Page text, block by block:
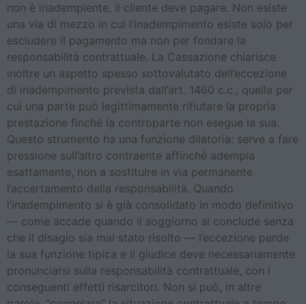
non è inadempiente, il cliente deve pagare. Non esiste
una via di mezzo in cui l’inadempimento esiste solo per
escludere il pagamento ma non per fondare la
responsabilità contrattuale. La Cassazione chiarisce
inoltre un aspetto spesso sottovalutato dell’eccezione
di inadempimento prevista dall’art. 1460 c.c., quella per
cui una parte può legittimamente rifiutare la propria
prestazione finché la controparte non esegue la sua.
Questo strumento ha una funzione dilatoria: serve a fare
pressione sull’altro contraente affinché adempia
esattamente, non a sostituire in via permanente
l’accertamento della responsabilità. Quando
l’inadempimento si è già consolidato in modo definitivo
— come accade quando il soggiorno si conclude senza
che il disagio sia mai stato risolto — l’eccezione perde
la sua funzione tipica e il giudice deve necessariamente
pronunciarsi sulla responsabilità contrattuale, con i
conseguenti effetti risarcitori. Non si può, in altre